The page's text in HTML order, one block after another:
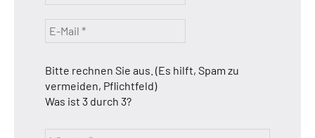
Bitte rechnen Sie aus. (Es hilft, Spam zu
vermeiden, Pflichtfeld)
Was ist 3 durch 3?